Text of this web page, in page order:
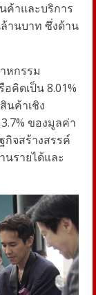
ค้าและบริการ
านบาท ซึ่งด้าน
หกรรม
คิดเป็น 8.01%
นค้าเชิง
ของมูลค่า
กิจสร้างสรรค์
รายได้และ